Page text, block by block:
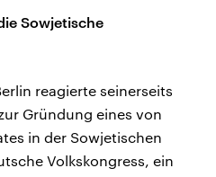
Sowjetische
reagierte seinerseits
Gründung eines von
in der Sowjetischen
Volkskongress, ein